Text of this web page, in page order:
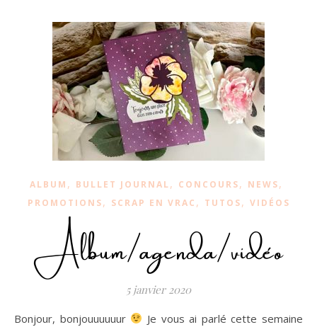
ALBUM , BULLET JOURNAL, CONCOURS, NEWS,
PROMOTIONS, SCRAP EN VRAC , TUTOS, VIDÉOS
Album/agenda/vidéo
5 janvier 2020
Bonjour, bonjouuuuuur
Je vous ai parlé cette semaine